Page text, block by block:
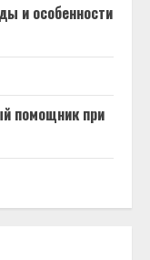
и особенности
помощник при